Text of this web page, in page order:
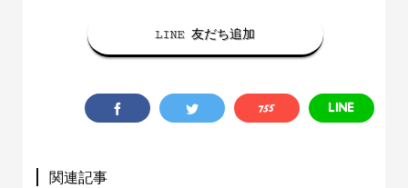
LINE 友だち追加
関連記事